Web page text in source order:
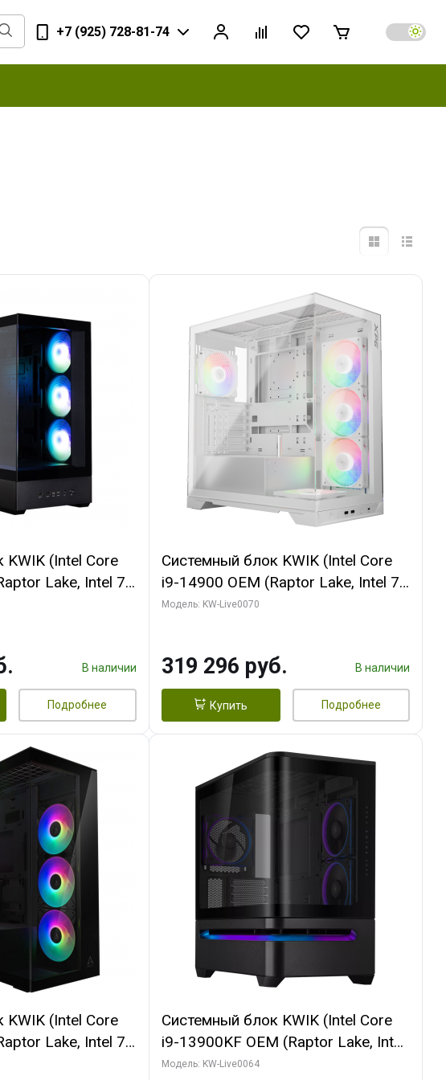
+7 (925) 728-81-74
(Intel Core
Lake, Intel 7,
ГБ ОЗУ (2
512 ГБ SSD)В наличии
Подробнее
Системный блок KWIK (Intel Core
i9-14900 OEM (Raptor Lake, Intel 7,
C24 16EC/8PC// 64 ГБ ОЗУ (2
GDDR7 256bit/ 960 ГБ SSD)
Модель: KW-Live0070
319 296 руб. В наличии
Купить Подробнее
(Intel Core
Lake, Intel 7,
ГБ ОЗУ (2
Системный блок KWIK (Intel Core
i9-13900KF OEM (Raptor Lake, Intel
7, C24 16EC/8P/ 64 ГБ ОЗУ (2
Модель: KW-Live0064